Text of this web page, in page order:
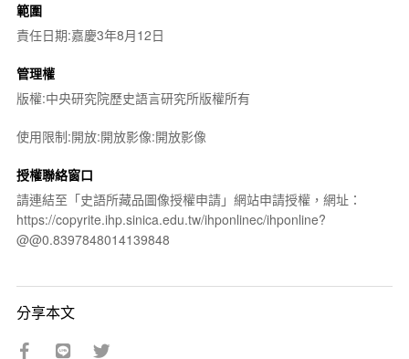
範圍
責任日期:嘉慶3年8月12日
管理權
版權:中央研究院歷史語言研究所版權所有
使用限制:開放:開放影像:開放影像
授權聯絡窗口
請連結至「史語所藏品圖像授權申請」網站申請授權，網址：
https://copyrite.ihp.sinica.edu.tw/ihponlinec/ihponline?
@@0.8397848014139848
分享本文